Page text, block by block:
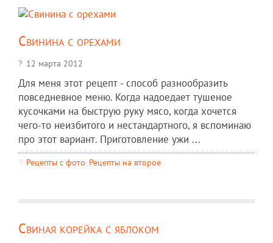
Свинина с орехами
12 марта 2012
Для меня этот рецепт - способ разнообразить
повседневное меню. Когда надоедает тушеное
кусочками на быструю руку мясо, когда хочется
чего-то неизбитого и нестандартного, я вспоминаю
про этот вариант. Приготовление ужи ...
Рецепты c фото, Рецепты на второе
Свиная корейка с яблоком